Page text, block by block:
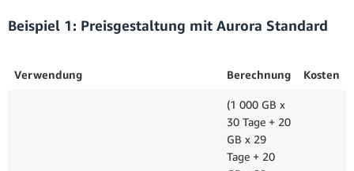
Beispiel 1: Preisgestaltung mit Aurora Standard
Verwendung Berechnung Kosten
(1 000 GB x
30 Tage + 20
GB x 29
Tage + 20